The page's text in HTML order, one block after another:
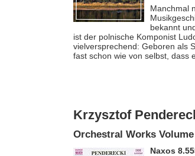
Manchmal
bekannt
ist der polnische Komponist
vielversprechend: Geboren als
fast schon wie von selbst, dass
Krzysztof
Orchestral Works
Naxos